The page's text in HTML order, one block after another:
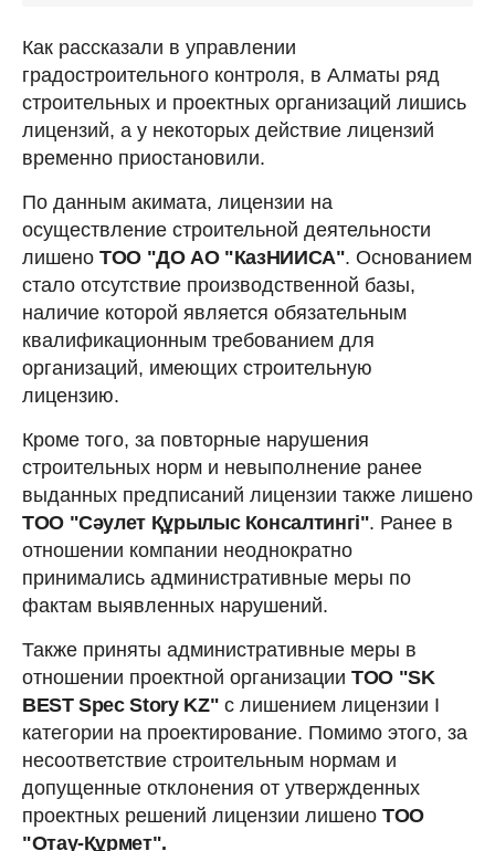
Как рассказали в управлении
градостроительного контроля, в Алматы ряд
строительных и проектных организаций лишись
лицензий, а у некоторых действие лицензий
временно приостановили.
По данным акимата, лицензии на
осуществление строительной деятельности
лишено ТОО "ДО АО "КазНИИСА". Основанием
стало отсутствие производственной базы,
наличие которой является обязательным
квалификационным требованием для
организаций, имеющих строительную
лицензию.
Кроме того, за повторные нарушения
строительных норм и невыполнение ранее
выданных предписаний лицензии также лишено
ТОО "Сәулет Құрылыс Консалтингі". Ранее в
отношении компании неоднократно
принимались административные меры по
фактам выявленных нарушений.
Также приняты административные меры в
отношении проектной организации ТОО "SK
BEST Spec Story KZ" с лишением лицензии I
категории на проектирование. Помимо этого, за
несоответствие строительным нормам и
допущенные отклонения от утвержденных
проектных решений лицензии лишено ТОО
"Отау-Құрмет".